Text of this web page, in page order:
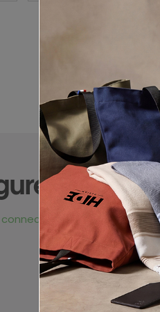
votre
pour pouvoir